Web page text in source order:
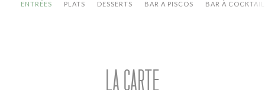
ENTRÉES PLATS DESSERTS BAR A PISCOS BAR À
LA CARTE